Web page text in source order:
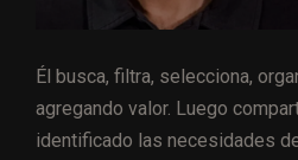
Él busca, filtra, selecciona,
agregando valor. Luego
identificado las necesidades